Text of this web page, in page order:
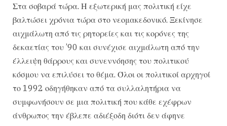
Στα σοβαρά τώρα. Η εξωτερική μας πολιτική είχε
βαλτώσει χρόνια τώρα στο νεομακεδονικό. Ξεκίνησε
αιχμάλωτη από τις ρητορείες και τις κορόνες της
δεκαετίας του ’90 και συνέχισε αιχμάλωτη από την
έλλειψη θάρρους και συνεννόησης του πολιτικού
κόσμου να επιλύσει το θέμα. Όλοι οι πολιτικοί αρχηγοί
το 1992 οδηγήθηκαν από τα συλλαλητήρια να
συμφωνήσουν σε μια πολιτική που κάθε εχέφρων
άνθρωπος την έβλεπε αδιέξοδη διότι δεν άφηνε